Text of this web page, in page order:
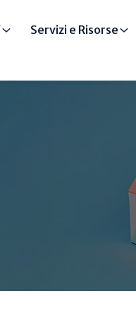
Servizi e Risorse